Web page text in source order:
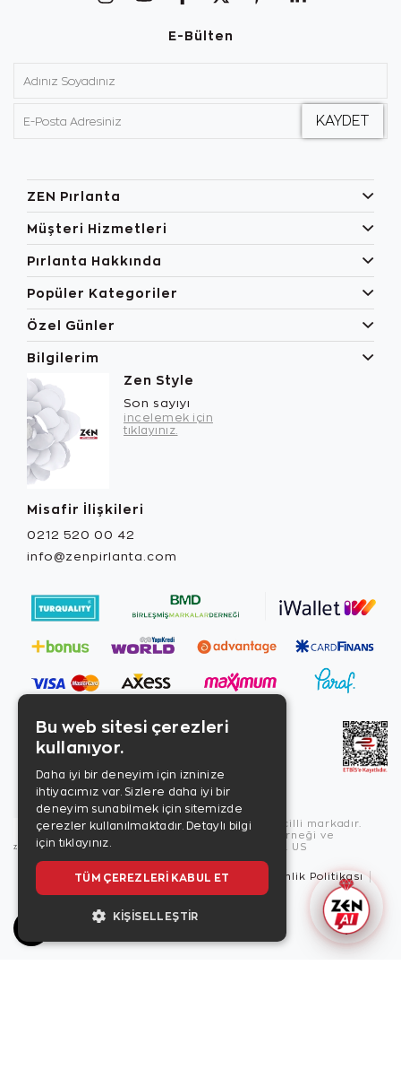
E-Bülten
ZEN Pırlanta
Müşteri Hizmetleri
Pırlanta Hakkında
Popüler Kategoriler
Özel Günler
Bilgilerim
Zen Style
Son sayıyı
incelemek için
tıklayınız.
Misafir İlişkileri
0212 520 00 42
info@zenpirlanta.com
Copyright © 2026, Zen Diamond tescilli markadır.
Zen Diamond Birleşmiş Markalar Derneği ve
Turquality Destek Programı üyesidir. US
Kullanım Şartları Gizlilik İlkeleri
Güvenlik Politikası
Çerez Politikası
Bu web sitesi çerezleri
kullanıyor.
Daha iyi bir deneyim için izninize
ihtiyacımız var. Sizlere daha iyi bir
deneyim sunabilmek için sitemizde
çerezler kullanılmaktadır. Detaylı bilgi
için tıklayınız.
TÜM ÇEREZLERI KABUL ET
KIŞISELLEŞTIR